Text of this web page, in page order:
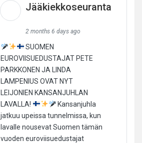
Jääkiekkoseuranta
2 months 6 days ago
SUOMEN
EUROVIISUEDUSTAJAT PETE
PARKKONEN JA LINDA
LAMPENIUS OVAT NYT
LEIJONIEN KANSANJUHLAN
LAVALLA!
Kansanjuhla
jatkuu upeissa tunnelmissa, kun
lavalle nousevat Suomen tämän
vuoden euroviisuedustajat